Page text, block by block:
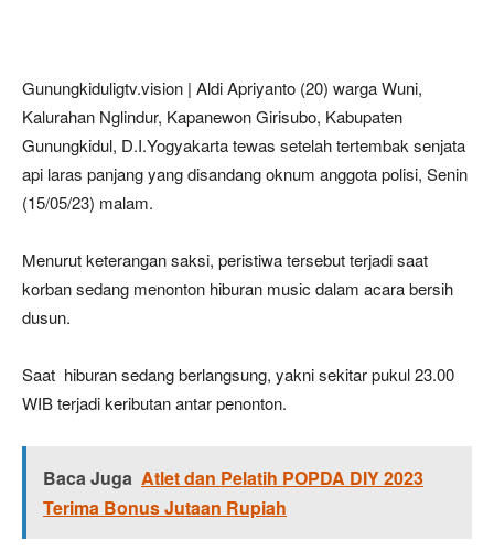
Gunungkiduligtv.vision | Aldi Apriyanto (20) warga Wuni,
Kalurahan Nglindur, Kapanewon Girisubo, Kabupaten
Gunungkidul, D.I.Yogyakarta tewas setelah tertembak senjata
api laras panjang yang disandang oknum anggota polisi, Senin
(15/05/23) malam.
Menurut keterangan saksi, peristiwa tersebut terjadi saat
korban sedang menonton hiburan music dalam acara bersih
dusun.
Saat hiburan sedang berlangsung, yakni sekitar pukul 23.00
WIB terjadi keributan antar penonton.
Baca Juga Atlet dan Pelatih POPDA DIY 2023
Terima Bonus Jutaan Rupiah